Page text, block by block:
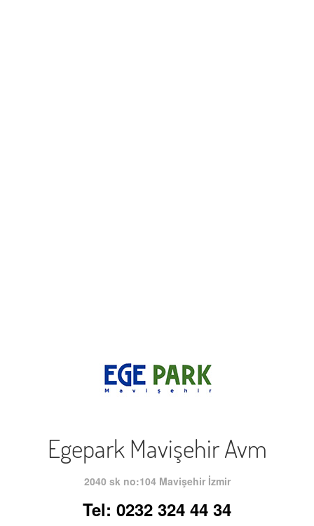
Egepark Mavişehir Avm
2040 sk no:104 Mavişehir İzmir
Tel: 0232 324 44 34